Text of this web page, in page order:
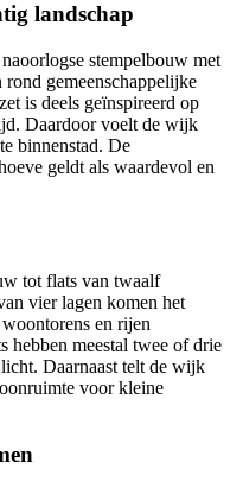
landschap
stempelbouw met
gemeenschappelijke
is deels geïnspireerd op
Daardoor voelt de wijk
binnenstad. De
geldt als waardevol en
tot flats van twaalf
vier lagen komen het
en rijen
hebben meestal twee of drie
Daarnaast telt de wijk
voor kleine